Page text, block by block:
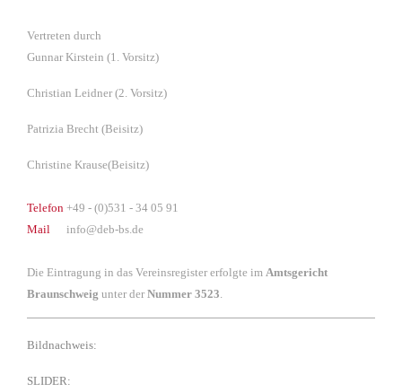
Vertreten durch
Gunnar Kirstein (1. Vorsitz)
Christian Leidner (2. Vorsitz)
Patrizia Brecht (Beisitz)
Christine Krause(Beisitz)
Telefon +49 - (0)531 - 34 05 91
Mail info@deb-bs.de
Die Eintragung in das Vereinsregister erfolgte im Amtsgericht
Braunschweig unter der Nummer 3523
Bildnachweis:
SLIDER: